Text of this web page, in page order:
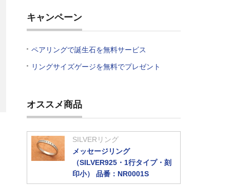
キャンペーン
ペアリングで誕生石を無料サービス
リングサイズゲージを無料でプレゼント
オススメ商品
SILVERリング
メッセージリング
（SILVER925・1行タイプ・刻
印小） 品番：NR0001S